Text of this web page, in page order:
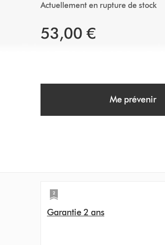
Actuellement en rupture de stock
53,00 €
Me prévenir
Garantie 2 ans